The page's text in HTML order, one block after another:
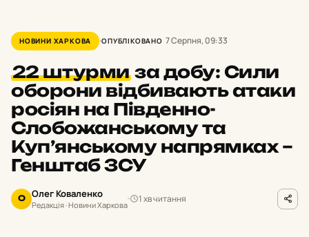
НОВИНИ ХАРКОВА ОПУБЛІКОВАНО 7 Серпня, 09:33
22 штурмиза добу: Сили
оборони відбивають атаки
росіян на Південно-
Слобожанському та
Куп’янському напрямках –
Генштаб ЗСУ
О Олег Коваленко
Редакція · Новини Харкова
1 хв читання